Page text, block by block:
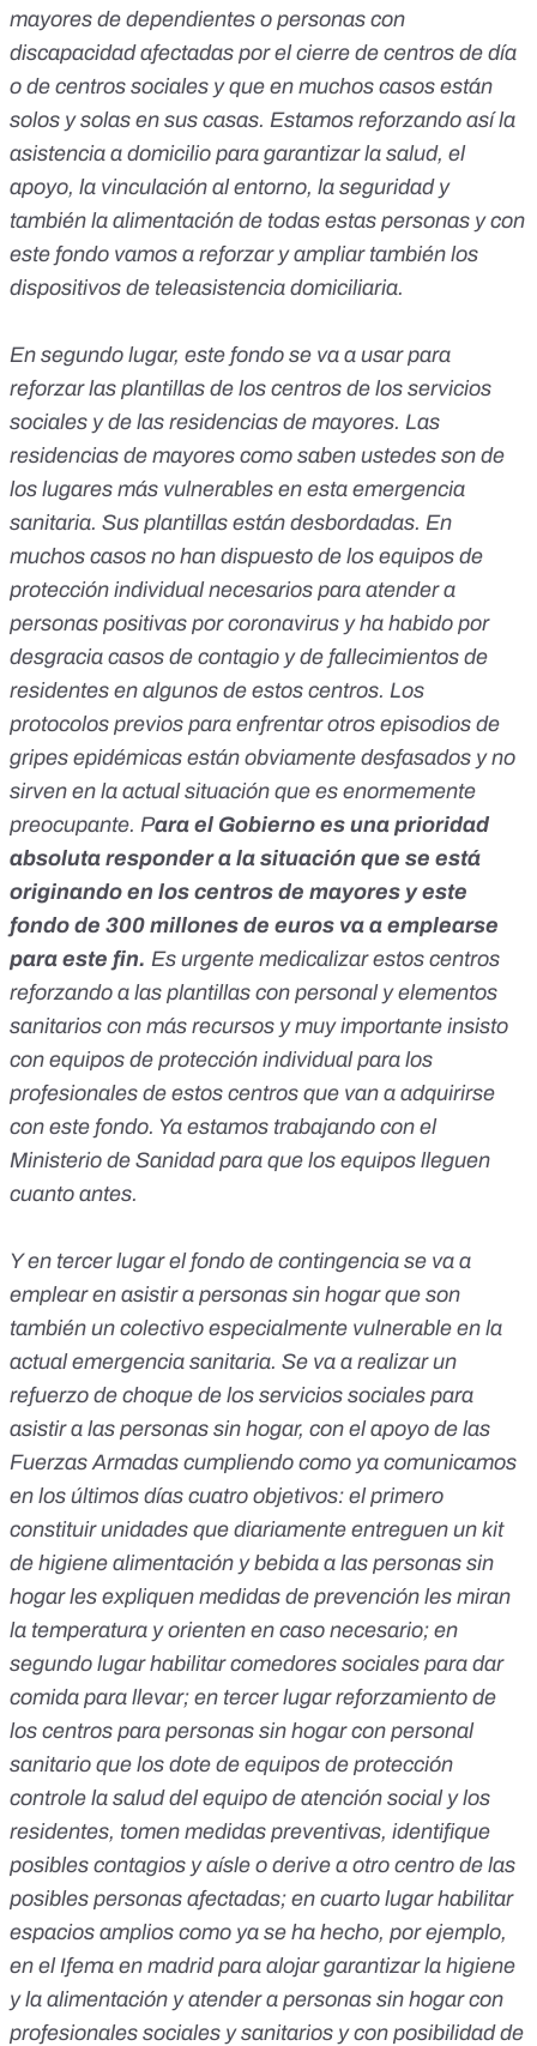
mayores de dependientes o personas con
discapacidad afectadas por el cierre de centros de día
o de centros sociales y que en muchos casos están
solos y solas en sus casas. Estamos reforzando así la
asistencia a domicilio para garantizar la salud, el
apoyo, la vinculación al entorno, la seguridad y
también la alimentación de todas estas personas y con
este fondo vamos a reforzar y ampliar también los
dispositivos de teleasistencia domiciliaria.
En segundo lugar, este fondo se va a usar para
reforzar las plantillas de los centros de los servicios
sociales y de las residencias de mayores. Las
residencias de mayores como saben ustedes son de
los lugares más vulnerables en esta emergencia
sanitaria. Sus plantillas están desbordadas. En
muchos casos no han dispuesto de los equipos de
protección individual necesarios para atender a
personas positivas por coronavirus y ha habido por
desgracia casos de contagio y de fallecimientos de
residentes en algunos de estos centros. Los
protocolos previos para enfrentar otros episodios de
gripes epidémicas están obviamente desfasados y no
sirven en la actual situación que es enormemente
preocupante. Para el Gobierno es una prioridad
absoluta responder a la situación que se está
originando en los centros de mayores y este
fondo de 300 millones de euros va a emplearse
para este fin. Es urgente medicalizar estos centros
reforzando a las plantillas con personal y elementos
sanitarios con más recursos y muy importante insisto
con equipos de protección individual para los
profesionales de estos centros que van a adquirirse
con este fondo. Ya estamos trabajando con el
Ministerio de Sanidad para que los equipos lleguen
cuanto antes.
Y en tercer lugar el fondo de contingencia se va a
emplear en asistir a personas sin hogar que son
también un colectivo especialmente vulnerable en la
actual emergencia sanitaria. Se va a realizar un
refuerzo de choque de los servicios sociales para
asistir a las personas sin hogar, con el apoyo de las
Fuerzas Armadas cumpliendo como ya comunicamos
en los últimos días cuatro objetivos: el primero
constituir unidades que diariamente entreguen un kit
de higiene alimentación y bebida a las personas sin
hogar les expliquen medidas de prevención les miran
la temperatura y orienten en caso necesario; en
segundo lugar habilitar comedores sociales para dar
comida para llevar; en tercer lugar reforzamiento de
los centros para personas sin hogar con personal
sanitario que los dote de equipos de protección
controle la salud del equipo de atención social y los
residentes, tomen medidas preventivas, identifique
posibles contagios y aísle o derive a otro centro de las
posibles personas afectadas; en cuarto lugar habilitar
espacios amplios como ya se ha hecho, por ejemplo,
en el Ifema en madrid para alojar garantizar la higiene
y la alimentación y atender a personas sin hogar con
profesionales sociales y sanitarios y con posibilidad de